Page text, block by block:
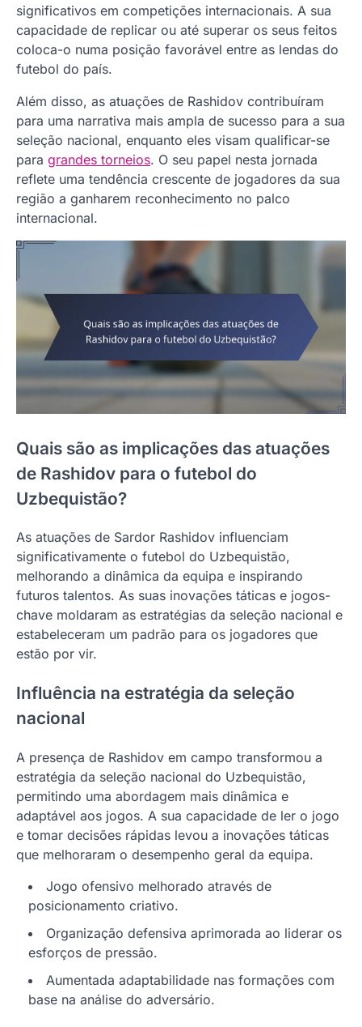
significativos em competições internacionais. A sua
capacidade de replicar ou até superar os seus feitos
coloca-o numa posição favorável entre as lendas do
futebol do país.
Além disso, as atuações de Rashidov contribuíram
para uma narrativa mais ampla de sucesso para a sua
seleção nacional, enquanto eles visam qualificar-se
para grandes torneios. O seu papel nesta jornada
reflete uma tendência crescente de jogadores da sua
região a ganharem reconhecimento no palco
internacional.
Quais são as implicações das atuações
de Rashidov para o futebol do
Uzbequistão?
As atuações de Sardor Rashidov influenciam
significativamente o futebol do Uzbequistão,
melhorando a dinâmica da equipa e inspirando
futuros talentos. As suas inovações táticas e jogos-
chave moldaram as estratégias da seleção nacional e
estabeleceram um padrão para os jogadores que
estão por vir.
Influência na estratégia da seleção
nacional
A presença de Rashidov em campo transformou a
estratégia da seleção nacional do Uzbequistão,
permitindo uma abordagem mais dinâmica e
adaptável aos jogos. A sua capacidade de ler o jogo
e tomar decisões rápidas levou a inovações táticas
que melhoraram o desempenho geral da equipa.
Jogo ofensivo melhorado através de
posicionamento criativo.
Organização defensiva aprimorada ao liderar os
esforços de pressão.
Aumentada adaptabilidade nas formações com
base na análise do adversário.